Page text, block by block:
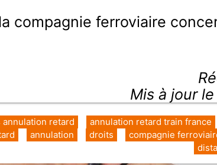
compagnie ferroviaire
Mis à jour
annulation retard train france
annulation retard
compagnie
droits
annulation